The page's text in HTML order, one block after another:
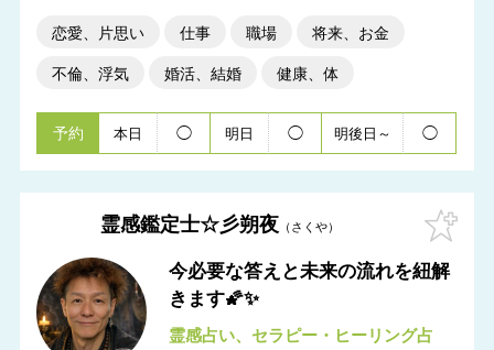
恋愛、片思い 仕事 職場 将来、お金
不倫、浮気 婚活、結婚 健康、体
予約 本日 ◯ 明日 ◯ 明後日～ ◯
霊感鑑定士☆彡朔夜 さくや
今必要な答えと未来の流れを紐解
きます🌠✨
霊感占い
セラピー・ヒーリング占